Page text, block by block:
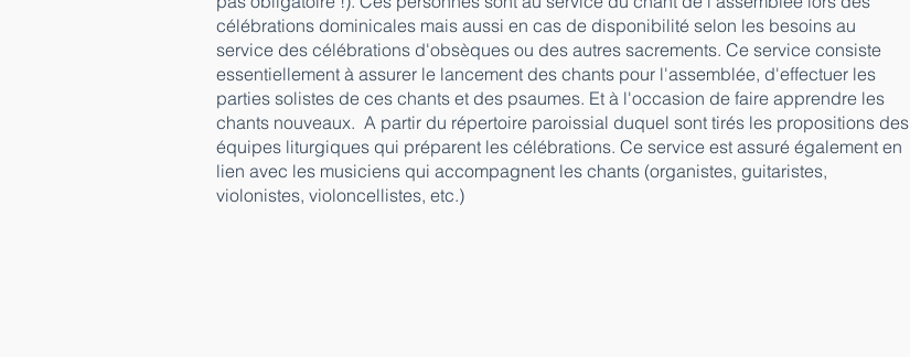
célébrations dominicales mais aussi en cas de disponibilité selon les besoins au
service des célébrations d'obsèques ou des autres sacrements. Ce service consiste
essentiellement à assurer le lancement des chants pour l'assemblée, d'effectuer les
parties solistes de ces chants et des psaumes. Et à l'occasion de faire apprendre les
chants nouveaux. A partir du répertoire paroissial duquel sont tirés les propositions des
équipes liturgiques qui préparent les célébrations. Ce service est assuré également en
lien avec les musiciens qui accompagnent les chants (organistes, guitaristes,
violonistes, violoncellistes, etc.)